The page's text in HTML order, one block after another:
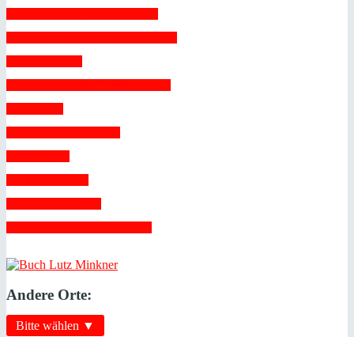
Andere Orte:
Bitte wählen ▼